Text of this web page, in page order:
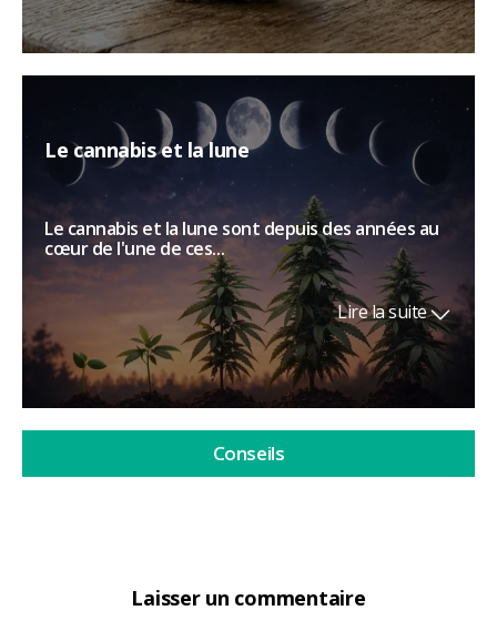
Laisser un commentaire
Le cannabis et la lune
Le cannabis et la lune sont depuis des années au
cœur de l'une de ces...
Lire la suite
Conseils